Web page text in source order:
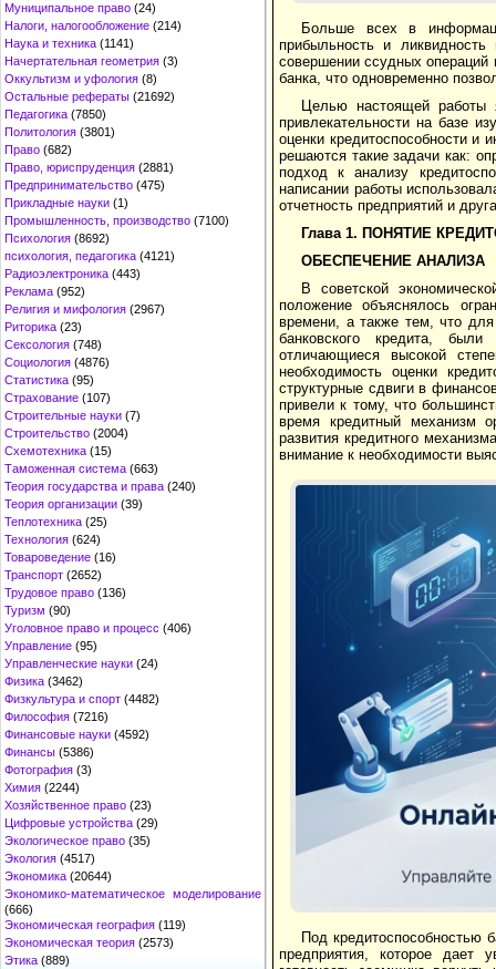
Муниципальное право (24)
Налоги, налогообложение (214)
Наука и техника (1141)
Начертательная геометрия (3)
Оккультизм и уфология (8)
Остальные рефераты (21692)
Педагогика (7850)
Политология (3801)
Право (682)
Право, юриспруденция (2881)
Предпринимательство (475)
Прикладные науки (1)
Промышленность, производство (7100)
Психология (8692)
психология, педагогика (4121)
Радиоэлектроника (443)
Реклама (952)
Религия и мифология (2967)
Риторика (23)
Сексология (748)
Социология (4876)
Статистика (95)
Страхование (107)
Строительные науки (7)
Строительство (2004)
Схемотехника (15)
Таможенная система (663)
Теория государства и права (240)
Теория организации (39)
Теплотехника (25)
Технология (624)
Товароведение (16)
Транспорт (2652)
Трудовое право (136)
Туризм (90)
Уголовное право и процесс (406)
Управление (95)
Управленческие науки (24)
Физика (3462)
Физкультура и спорт (4482)
Философия (7216)
Финансовые науки (4592)
Финансы (5386)
Фотография (3)
Химия (2244)
Хозяйственное право (23)
Цифровые устройства (29)
Экологическое право (35)
Экология (4517)
Экономика (20644)
Экономико-математическое моделирование
(666)
Экономическая география (119)
Экономическая теория (2573)
Этика (889)
Больше всех в
прибыльность и
совершении ссудных операций
банка, что одновременно
Целью настоящей работы
привлекательности на базе
оценки кредитоспособности и
решаются такие задачи как:
подход к анализу
написании работы
отчетность предприятий и
Глава 1. ПОНЯТИЕ
ОБЕСПЕЧЕНИЕ АНАЛИЗА
В советской
положение объяснялось
времени, а также тем, что
банковского кредита,
отличающиеся высокой
необходимость оценки
структурные сдвиги в
привели к тому, что
время кредитный механизм
развития кредитного
внимание к необходимости
Под кредитоспособностью
предприятия, которое дает